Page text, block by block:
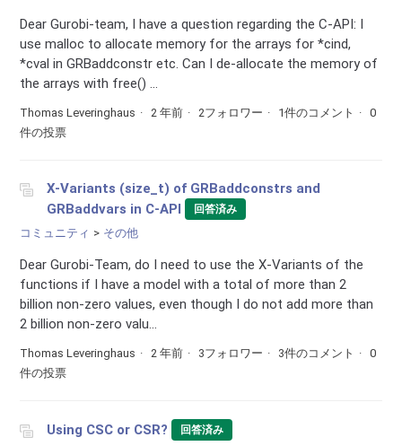
Dear Gurobi-team, I have a question regarding the C-API: I
use malloc to allocate memory for the arrays for *cind,
*cval in GRBaddconstr etc. Can I de-allocate the memory of
the arrays with free() ...
Thomas Leveringhaus 2 年前 2フォロワー 1件のコメント
0
件の投票
X-Variants (size_t) of GRBaddconstrs and
GRBaddvars in C-API
回答済み
コミュニティ その他
Dear Gurobi-Team, do I need to use the X-Variants of the
functions if I have a model with a total of more than 2
billion non-zero values, even though I do not add more than
2 billion non-zero valu...
Thomas Leveringhaus 2 年前 3フォロワー 3件のコメント
0
件の投票
Using CSC or CSR? 回答済み